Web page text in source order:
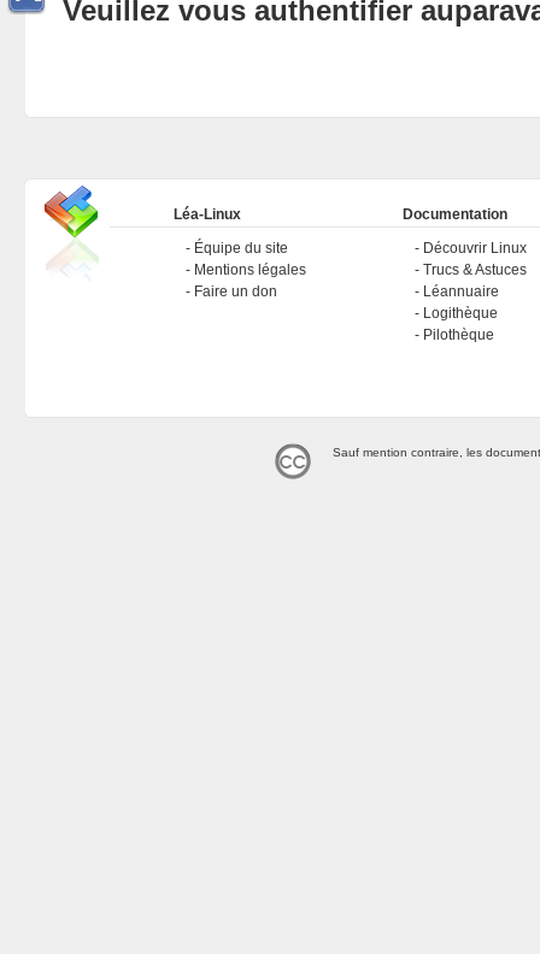
Veuillez vous authentifier
Léa-Linux
Équipe du site
Mentions légales
Faire un don
Documentation
Découvrir Linux
Trucs & Astuces
Léannuaire
Logithèque
Pilothèque
Sauf mention contraire, les